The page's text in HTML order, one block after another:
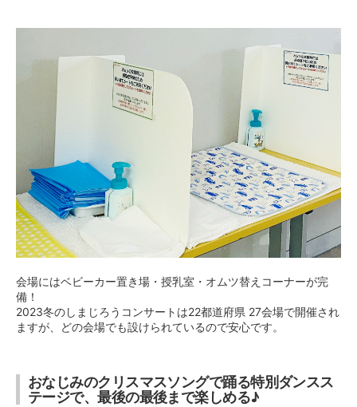
会場にはベビーカー置き場・授乳室・オムツ替えコーナーが完
備！
2023冬のしまじろうコンサートは22都道府県 27会場で開催され
ますが、どの会場でも設けられているので安心です。
おなじみのクリスマスソングで踊る特別ダンスス
テージで、最後の最後まで楽しめる♪